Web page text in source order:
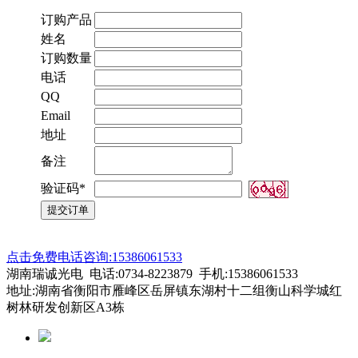
订购产品
姓名
订购数量
电话
QQ
Email
地址
备注
验证码*
点击免费电话咨询:15386061533
湖南瑞诚光电 电话:0734-8223879 手机:15386061533
地址:湖南省衡阳市雁峰区岳屏镇东湖村十二组衡山科学城红
树林研发创新区A3栋